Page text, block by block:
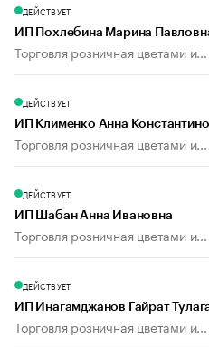
ДЕЙСТВУЕТ
ИП Похлебина Марина
Торговля розничная цветами и...
ДЕЙСТВУЕТ
ИП Клименко Анна
Торговля розничная цветами и...
ДЕЙСТВУЕТ
ИП Шабан Анна Ивановна
Торговля розничная цветами и...
ДЕЙСТВУЕТ
ИП Инагамджанов Гайрат
Торговля розничная цветами и...